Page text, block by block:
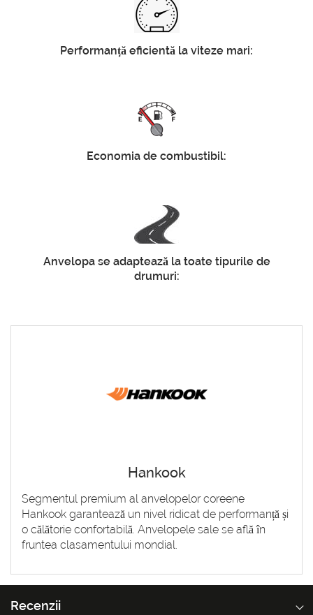
Performanță eficientă la viteze mari:
Economia de combustibil:
Anvelopa se adaptează la toate tipurile de
drumuri:
Hankook
Segmentul premium al anvelopelor coreene
Hankook garantează un nivel ridicat de performanță și
o călătorie confortabilă. Anvelopele sale se află în
fruntea clasamentului mondial.
Recenzii